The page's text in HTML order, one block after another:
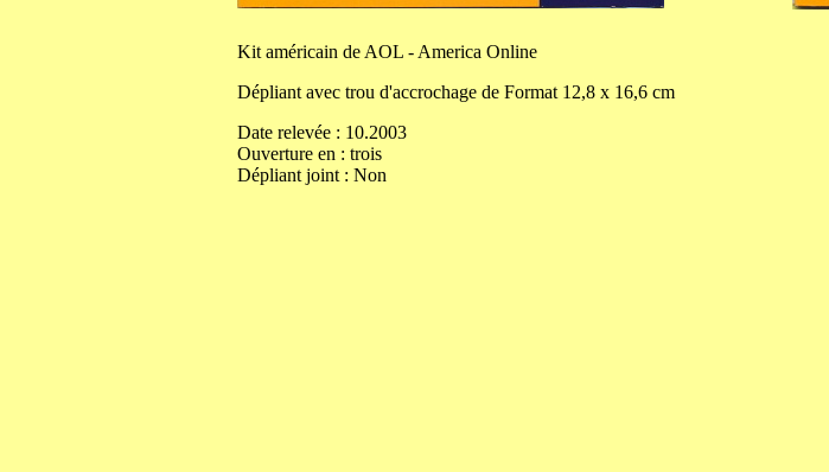
Kit américain de AOL - America Online
Dépliant avec trou d'accrochage de Format 12,8 x 16,6 cm
Date relevée : 10.2003
Ouverture en : trois
Dépliant joint : Non